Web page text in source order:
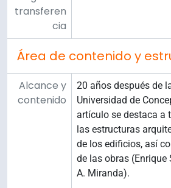
transferen
cia
Área de contenido y
Alcance y
contenido
20 años después de
Universidad de
artículo se destaca a
las estructuras
de los edificios, así
de las obras
A. Miranda).